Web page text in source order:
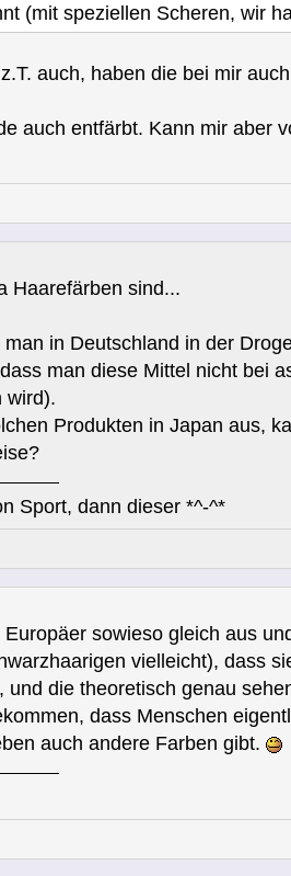
(mit speziellen Scheren, wir
auch, haben die bei mir
auch entfärbt. Kann mir aber
Haarefärben sind...
in Deutschland in der
man diese Mittel nicht bei
wird).
Produkten in Japan aus,
Sport, dann dieser *^-^*
sowieso gleich aus
vielleicht), dass
und die theoretisch genau
dass Menschen
auch andere Farben gibt.